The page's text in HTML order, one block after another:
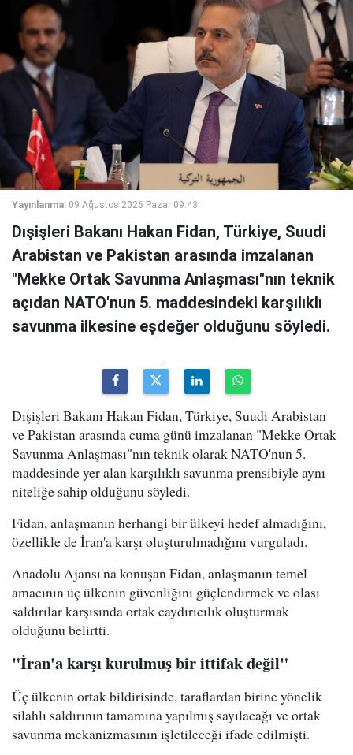
Yayınlanma: 09 Ağustos 2026 Pazar 09:43
Dışişleri Bakanı Hakan Fidan, Türkiye, Suudi
Arabistan ve Pakistan arasında imzalanan
"Mekke Ortak Savunma Anlaşması"nın teknik
açıdan NATO'nun 5. maddesindeki karşılıklı
savunma ilkesine eşdeğer olduğunu söyledi.
Dışişleri Bakanı Hakan Fidan, Türkiye, Suudi Arabistan
ve Pakistan arasında cuma günü imzalanan "Mekke Ortak
Savunma Anlaşması"nın teknik olarak NATO'nun 5.
maddesinde yer alan karşılıklı savunma prensibiyle aynı
niteliğe sahip olduğunu söyledi.
Fidan, anlaşmanın herhangi bir ülkeyi hedef almadığını,
özellikle de İran'a karşı oluşturulmadığını vurguladı.
Anadolu Ajansı'na konuşan Fidan, anlaşmanın temel
amacının üç ülkenin güvenliğini güçlendirmek ve olası
saldırılar karşısında ortak caydırıcılık oluşturmak
olduğunu belirtti.
"İran'a karşı kurulmuş bir ittifak değil"
Üç ülkenin ortak bildirisinde, taraflardan birine yönelik
silahlı saldırının tamamına yapılmış sayılacağı ve ortak
savunma mekanizmasının işletileceği ifade edilmişti.